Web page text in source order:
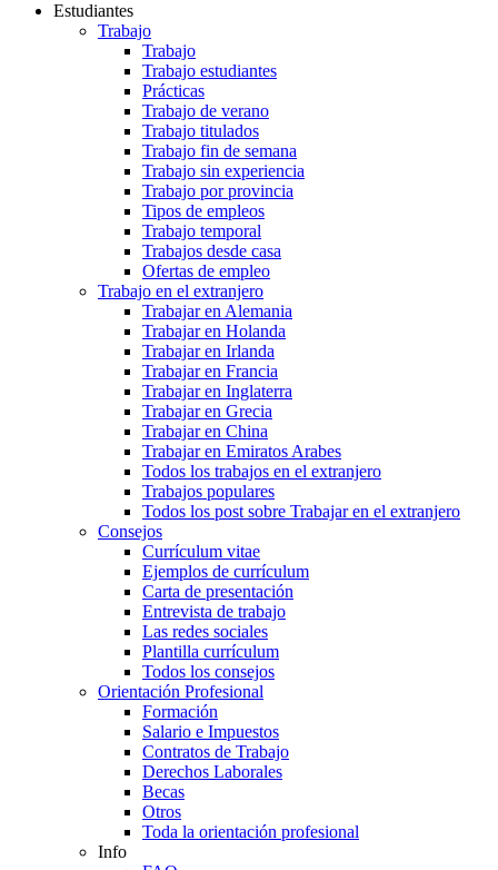
Estudiantes
Trabajo
Trabajo
Trabajo estudiantes
Prácticas
Trabajo de verano
Trabajo titulados
Trabajo fin de semana
Trabajo sin experiencia
Trabajo por provincia
Tipos de empleos
Trabajo temporal
Trabajos desde casa
Ofertas de empleo
Trabajo en el extranjero
Trabajar en Alemania
Trabajar en Holanda
Trabajar en Irlanda
Trabajar en Francia
Trabajar en Inglaterra
Trabajar en Grecia
Trabajar en China
Trabajar en Emiratos Arabes
Todos los trabajos en el extranjero
Trabajos populares
Todos los post sobre Trabajar en el extranjero
Consejos
Currículum vitae
Ejemplos de currículum
Carta de presentación
Entrevista de trabajo
Las redes sociales
Plantilla currículum
Todos los consejos
Orientación Profesional
Formación
Salario e Impuestos
Contratos de Trabajo
Derechos Laborales
Becas
Otros
Toda la orientación profesional
Info